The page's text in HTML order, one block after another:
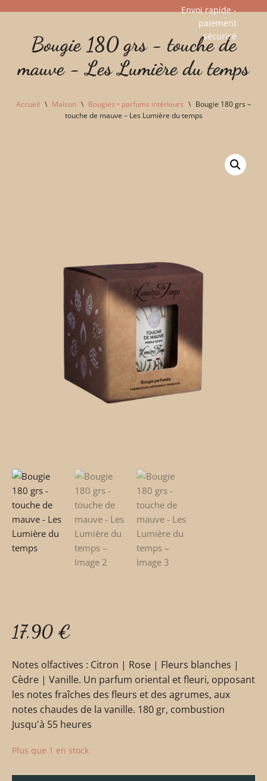
Envoi rapide -
paiement
sécurisé​
Bougie 180 grs - touche de
mauve - Les Lumière du temps
Accueil \ Maison \ Bougies • parfums intérieurs \ Bougie 180 grs –
touche de mauve – Les Lumière du temps
17,90 €
Notes olfactives : Citron | Rose | Fleurs blanches |
Cèdre | Vanille. Un parfum oriental et fleuri, opposant
les notes fraîches des fleurs et des agrumes, aux
notes chaudes de la vanille. 180 gr, combustion
Jusqu'à 55 heures
Plus que 1 en stock